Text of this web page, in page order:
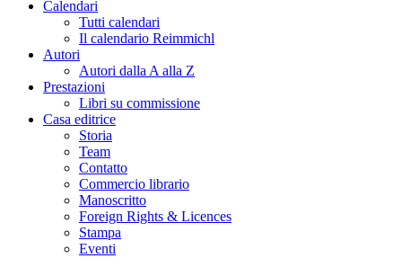
Calendari
Tutti calendari
Il calendario Reimmichl
Autori
Autori dalla A alla Z
Prestazioni
Libri su commissione
Casa editrice
Storia
Team
Contatto
Commercio librario
Manoscritto
Foreign Rights & Licences
Stampa
Eventi